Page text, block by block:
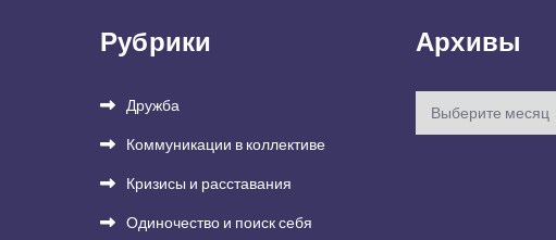
Рубрики
Дружба
Коммуникации в коллективе
Кризисы и расставания
Одиночество и поиск себя
Архивы
Архивы